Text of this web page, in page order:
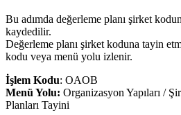
Bu adımda değerleme planı şirket
kaydedilir.
Değerleme planı şirket koduna tayin
kodu veya menü yolu izlenir.
İşlem Kodu: OAOB
Menü Yolu: Organizasyon Yapıları /
Planları Tayini